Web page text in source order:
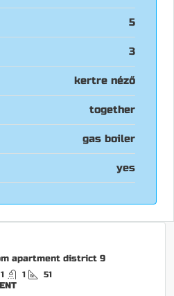
5
3
kertre néző
together
gas boiler
yes
apartment district 9
1 1
51